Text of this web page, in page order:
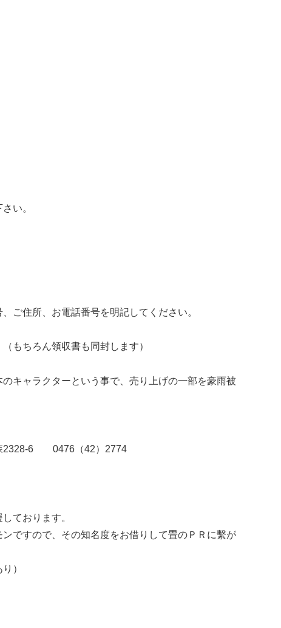
い。
ご住所、お電話番号を明記してください。
もちろん領収書も同封します）
キャラクターという事で、売り上げの一部を豪雨被
2328-6 0476（42）2774
ております。
ですので、その知名度をお借りして畳のＰＲに繫が
）